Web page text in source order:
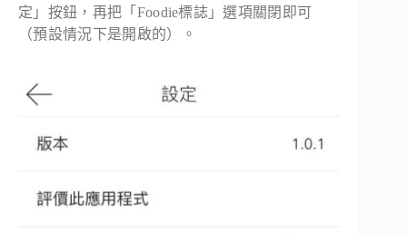
定」按鈕，再把「Foodie標誌」選項關閉即可
（預設情況下是開啟的）。